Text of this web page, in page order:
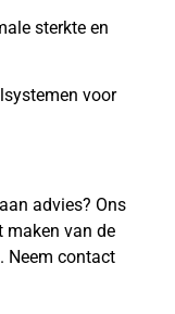
sterkte en
voor
advies? Ons
maken van de
Neem contact